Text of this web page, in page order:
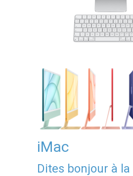
iMac
Dites bonjour à